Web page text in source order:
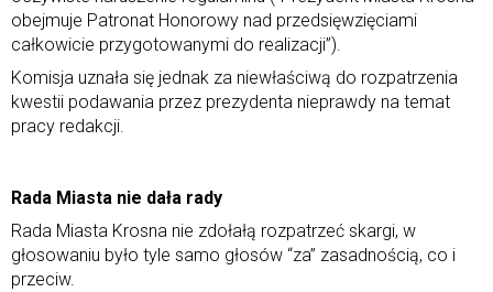
obejmuje Patronat Honorowy nad przedsięwzięciami
całkowicie przygotowanymi do realizacji”).
Komisja uznała się jednak za niewłaściwą do rozpatrzenia
kwestii podawania przez prezydenta nieprawdy na temat
pracy redakcji.
Rada Miasta nie dała rady
Rada Miasta Krosna nie zdołałą rozpatrzeć skargi, w
głosowaniu było tyle samo głosów “za” zasadnością, co i
przeciw.